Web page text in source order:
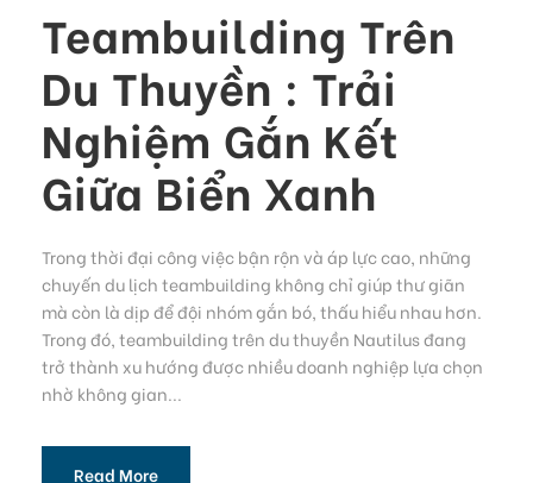
Teambuilding Trên
Du Thuyền : Trải
Nghiệm Gắn Kết
Giữa Biển Xanh
Trong thời đại công việc bận rộn và áp lực cao, những
chuyến du lịch teambuilding không chỉ giúp thư giãn
mà còn là dịp để đội nhóm gắn bó, thấu hiểu nhau hơn.
Trong đó, teambuilding trên du thuyền Nautilus đang
trở thành xu hướng được nhiều doanh nghiệp lựa chọn
nhờ không gian...
Read More